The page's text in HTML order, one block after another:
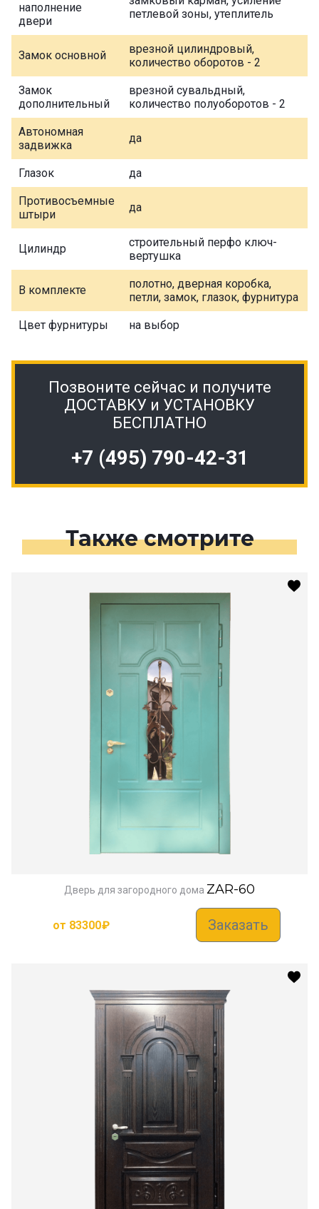
наполнение
двери
петлевой зоны, утеплитель
Замок основной
врезной цилиндровый,
количество оборотов - 2
Замок
дополнительный
врезной сувальдный,
количество полуоборотов - 2
Автономная
задвижка
да
Глазок да
Противосъемные
штыри
да
Цилиндр
строительный перфо ключ-
вертушка
В комплекте
полотно, дверная коробка,
петли, замок, глазок, фурнитура
Цвет фурнитуры на выбор
Позвоните сейчас и получите
ДОСТАВКУ и УСТАНОВКУ
БЕСПЛАТНО
+7 (495) 790-42-31
Также смотрите
Дверь для загородного дома ZAR-60
от 83300₽ Заказать